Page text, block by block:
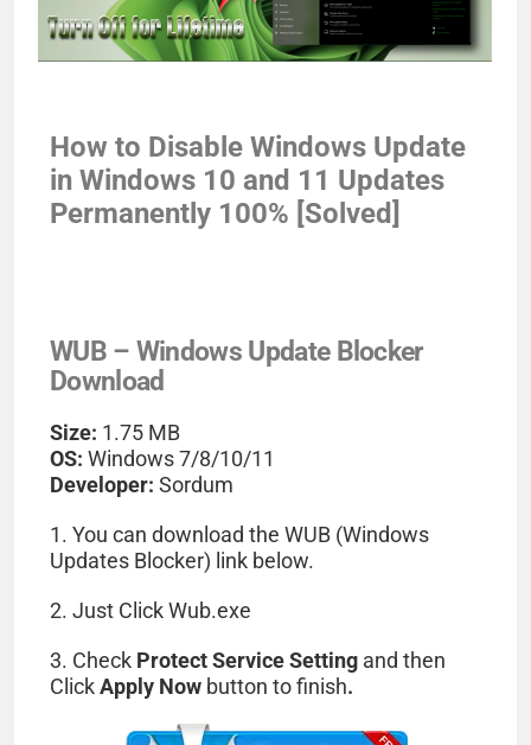
How to Disable Windows Update
in Windows 10 and 11 Updates
Permanently 100% [Solved]
WUB – Windows Update Blocker
Download
Size: 1.75 MB
OS: Windows 7/8/10/11
Developer: Sordum
1. You can download the WUB (Windows
Updates Blocker) link below.
2. Just Click Wub.exe
3. Check Protect Service Setting and then
ClickApply Now button to finish.